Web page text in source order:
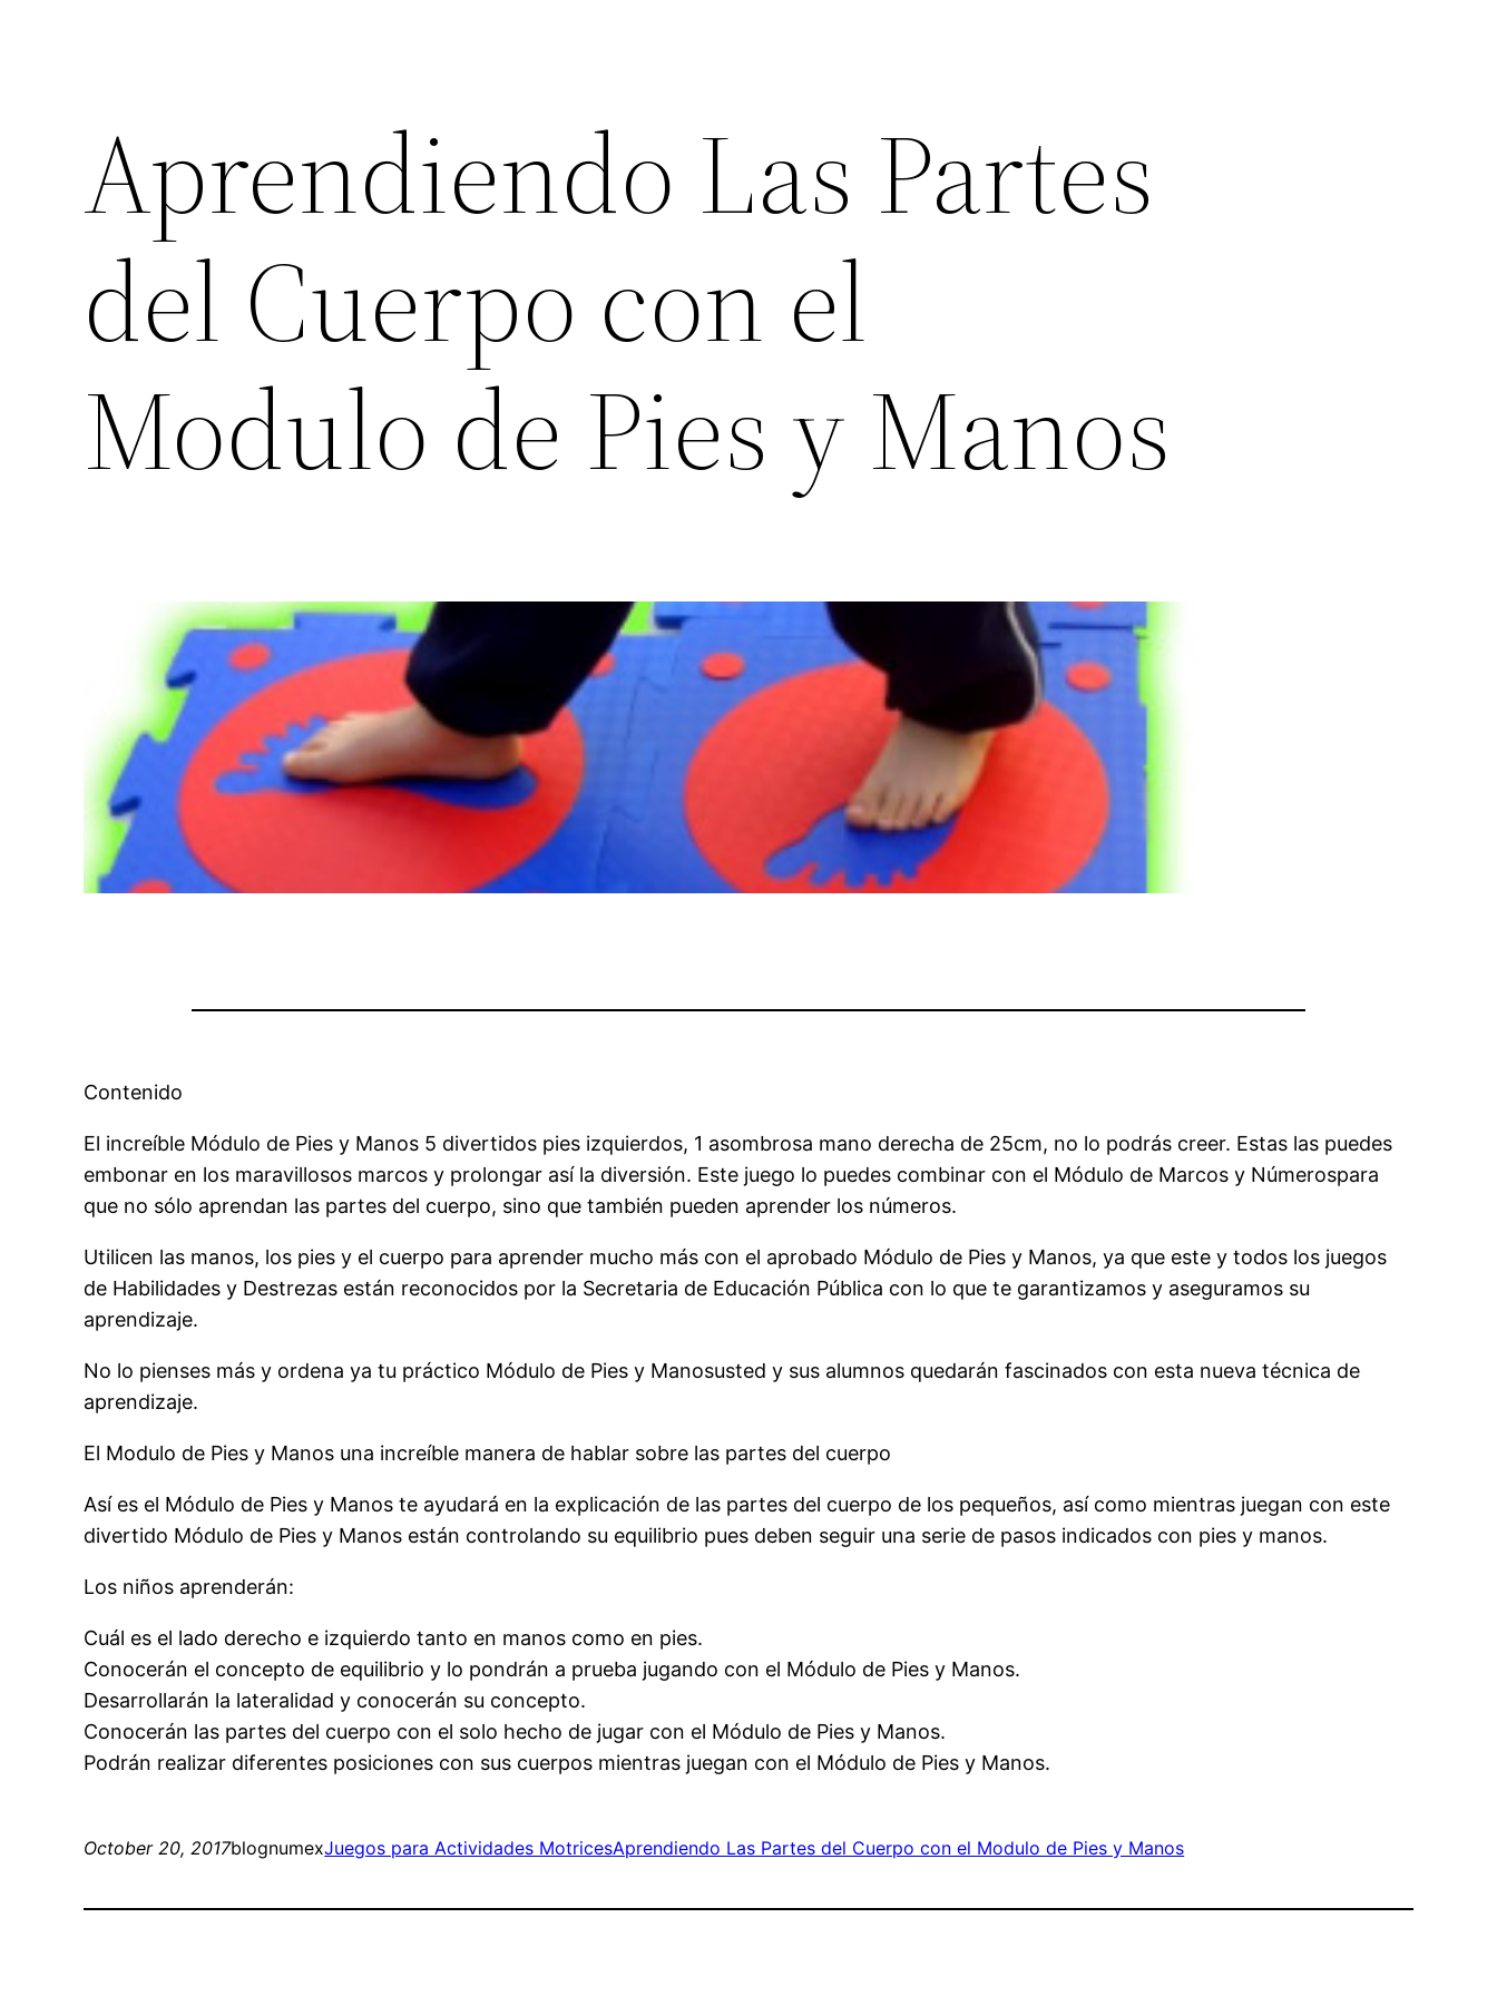
Aprendiendo Las Partes
del Cuerpo con el
Modulo de Pies y Manos
Contenido
El increíble Módulo de Pies y Manos 5 divertidos pies izquierdos, 1 asombrosa mano derecha de 25cm, no lo podrás creer. Estas las puedes
embonar en los maravillosos marcos y prolongar así la diversión. Este juego lo puedes combinar con el Módulo de Marcos y Númerospara
que no sólo aprendan las partes del cuerpo, sino que también pueden aprender los números.
Utilicen las manos, los pies y el cuerpo para aprender mucho más con el aprobado Módulo de Pies y Manos, ya que este y todos los juegos
de Habilidades y Destrezas están reconocidos por la Secretaria de Educación Pública con lo que te garantizamos y aseguramos su
aprendizaje.
No lo pienses más y ordena ya tu práctico Módulo de Pies y Manosusted y sus alumnos quedarán fascinados con esta nueva técnica de
aprendizaje.
El Modulo de Pies y Manos una increíble manera de hablar sobre las partes del cuerpo
Así es el Módulo de Pies y Manos te ayudará en la explicación de las partes del cuerpo de los pequeños, así como mientras juegan con este
divertido Módulo de Pies y Manos están controlando su equilibrio pues deben seguir una serie de pasos indicados con pies y manos.
Los niños aprenderán:
Cuál es el lado derecho e izquierdo tanto en manos como en pies.
Conocerán el concepto de equilibrio y lo pondrán a prueba jugando con el Módulo de Pies y Manos.
Desarrollarán la lateralidad y conocerán su concepto.
Conocerán las partes del cuerpo con el solo hecho de jugar con el Módulo de Pies y Manos.
Podrán realizar diferentes posiciones con sus cuerpos mientras juegan con el Módulo de Pies y Manos.
October 20, 2017blognumexJuegos para Actividades MotricesAprendiendo Las Partes del Cuerpo con el Modulo de Pies y Manos